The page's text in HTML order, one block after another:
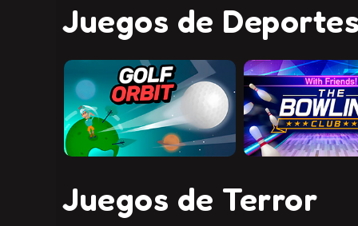
Juegos de
Juegos de Terror